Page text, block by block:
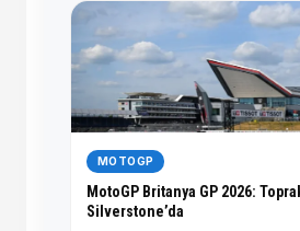
MOTOGP
MotoGP Britanya GP 2026:
Silverstone’da